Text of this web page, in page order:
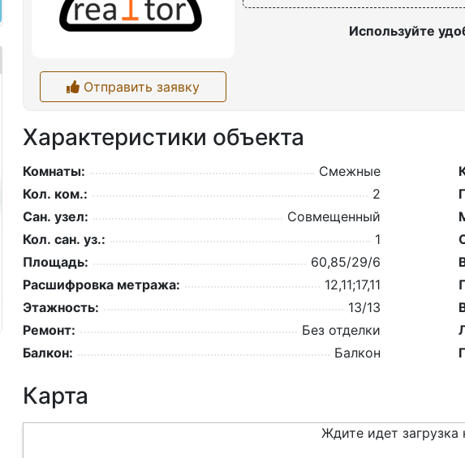
Отправить заявку
Используйте
Характеристики объекта
Комнаты:
Смежные
Кол. ком.:
2
Сан. узел:
Совмещенный
Кол. сан. уз.:
1
Площадь:
60,85/29/6
Расшифровка метража:
12,11;17,11
Этажность:
13/13
Ремонт:
Без отделки
Балкон:
Балкон
Карта
Ждите идет